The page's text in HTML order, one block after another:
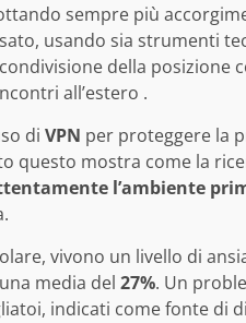
sempre più
usando sia strumenti
della
all’estero .
di VPN per proteggere la
questo mostra come la
l’ambiente
vivono un livello di
media del 27%. Un
indicati come fonte di